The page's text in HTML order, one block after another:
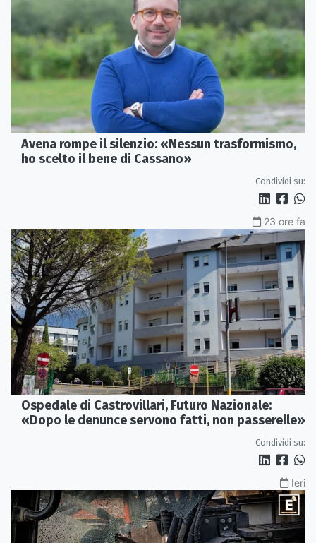
Avena rompe il silenzio: «Nessun trasformismo,
ho scelto il bene di Cassano»
Condividi su:
23 ore fa
Ospedale di Castrovillari, Futuro Nazionale:
«Dopo le denunce servono fatti, non passerelle»
Condividi su:
Ieri